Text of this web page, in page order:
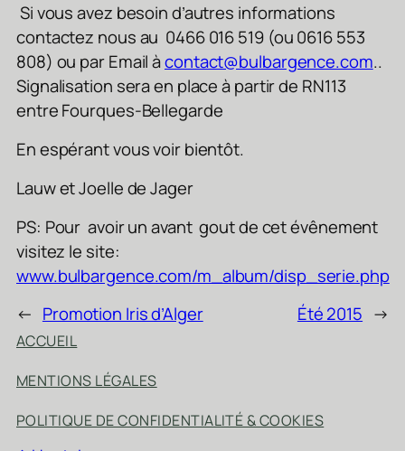
Si vous avez besoin d’autres informations
contactez nous au 0466 016 519 (ou 0616 553
808) ou par Email àcontact@bulbargence.com..
Signalisation sera en place à partir de RN113
entre Fourques-Bellegarde
En espérant vous voir bientôt.
Lauw et Joelle de Jager
PS: Pour avoir un avant gout de cet évênement
visitez le site:
www.bulbargence.com/m_album/disp_serie.php
← Promotion Iris d’Alger Été 2015 →
ACCUEIL
MENTIONS LÉGALES
POLITIQUE DE CONFIDENTIALITÉ & COOKIES